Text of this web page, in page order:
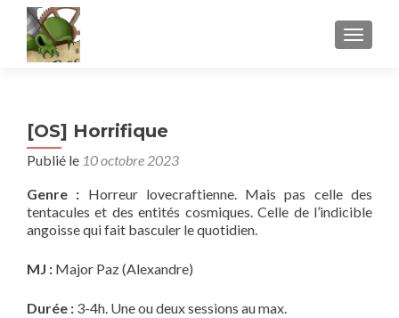
[OS] Horrifique
Publié le 10 octobre 2023
Genre : Horreur lovecraftienne. Mais pas celle des
tentacules et des entités cosmiques. Celle de l’indicible
angoisse qui fait basculer le quotidien.
MJ : Major Paz (Alexandre)
Durée : 3-4h. Une ou deux sessions au max.